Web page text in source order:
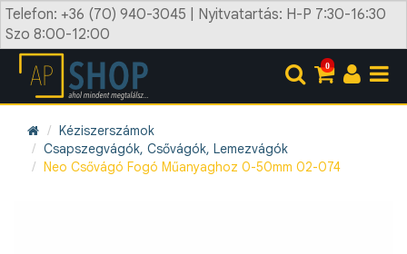
Telefon: +36 (70) 940-3045 | Nyitvatartás: H-P 7:30-16:30
Szo 8:00-12:00
0
Kéziszerszámok
Csapszegvágók, Csővágók, Lemezvágók
Neo Csővágó Fogó Műanyaghoz 0-50mm 02-074